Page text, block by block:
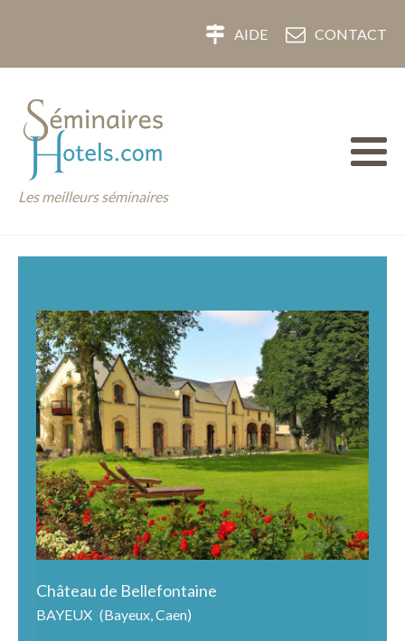
AIDE CONTACT
Les meilleurs séminaires
Château de Bellefontaine
BAYEUX (Bayeux, Caen)